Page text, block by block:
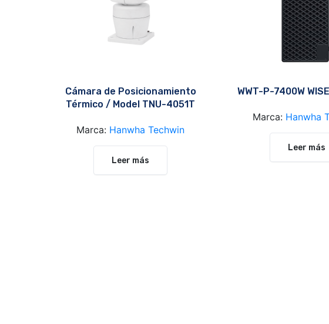
Cámara de Posicionamiento
Térmico / Model TNU-4051T
Marca: Hanwha Techwin
Leer más
WWT-P-7400W
Marca: Hanwha
Leer más